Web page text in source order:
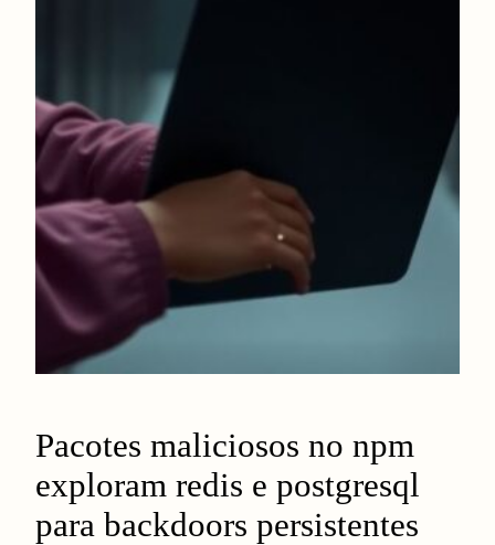
Pacotes maliciosos no npm
exploram redis e postgresql
para backdoors persistentes